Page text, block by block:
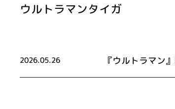
ウルトラマンタイガ
2026.05.26 『ウルトラマン